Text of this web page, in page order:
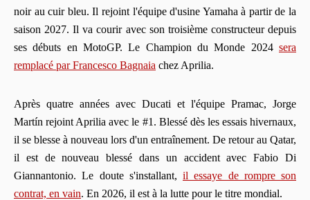
noir au cuir bleu. Il rejoint l'équipe d'usine Yamaha à partir de la
saison 2027. Il va courir avec son troisième constructeur depuis
ses débuts en MotoGP. Le Champion du Monde 2024 sera
remplacé par Francesco Bagnaia chez Aprilia.
Après quatre années avec Ducati et l'équipe Pramac, Jorge
Martín rejoint Aprilia avec le #1. Blessé dès les essais hivernaux,
il se blesse à nouveau lors d'un entraînement. De retour au Qatar,
il est de nouveau blessé dans un accident avec Fabio Di
Giannantonio. Le doute s'installant, il essaye de rompre son
contrat, en vain. En 2026, il est à la lutte pour le titre mondial.